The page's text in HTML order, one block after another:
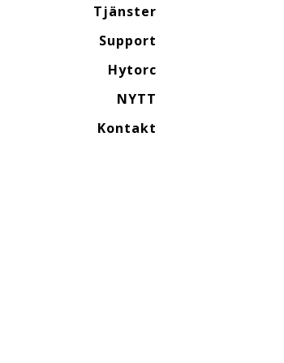
Tjänster
Support
Hytorc
NYTT
Kontakt